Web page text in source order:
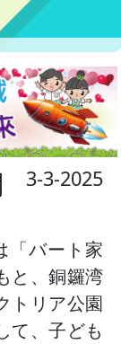
3-3-2025
「バート家
と、銅鑼湾
トリア公園
て、子ども